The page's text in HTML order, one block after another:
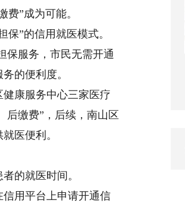
”成为可能。
”的信用就医模式。
保服务，市民无需开通
的便利度。
康服务中心三家医疗
后缴费”，后续，南山区
医便利。
的就医时间。
用平台上申请开通信